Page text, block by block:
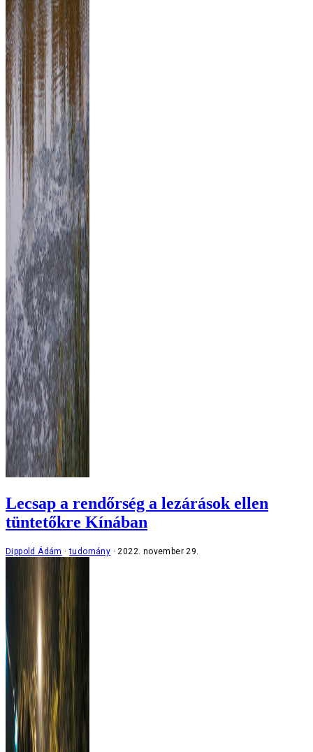
Lecsap a rendőrség a lezárások ellen
tüntetőkre Kínában
Dippold Ádám tudomány 2022. november 29.